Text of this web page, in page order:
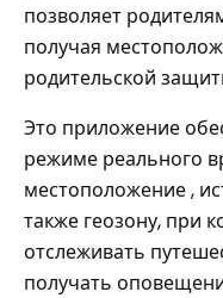
позволяет
получая
родительской
Это приложение
режиме реального
местоположение ,
также геозону, при
отслеживать
получать